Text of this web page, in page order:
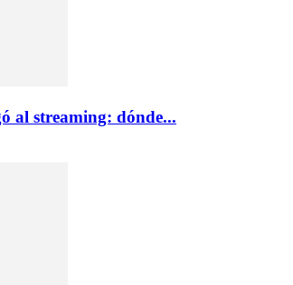
al streaming: dónde...